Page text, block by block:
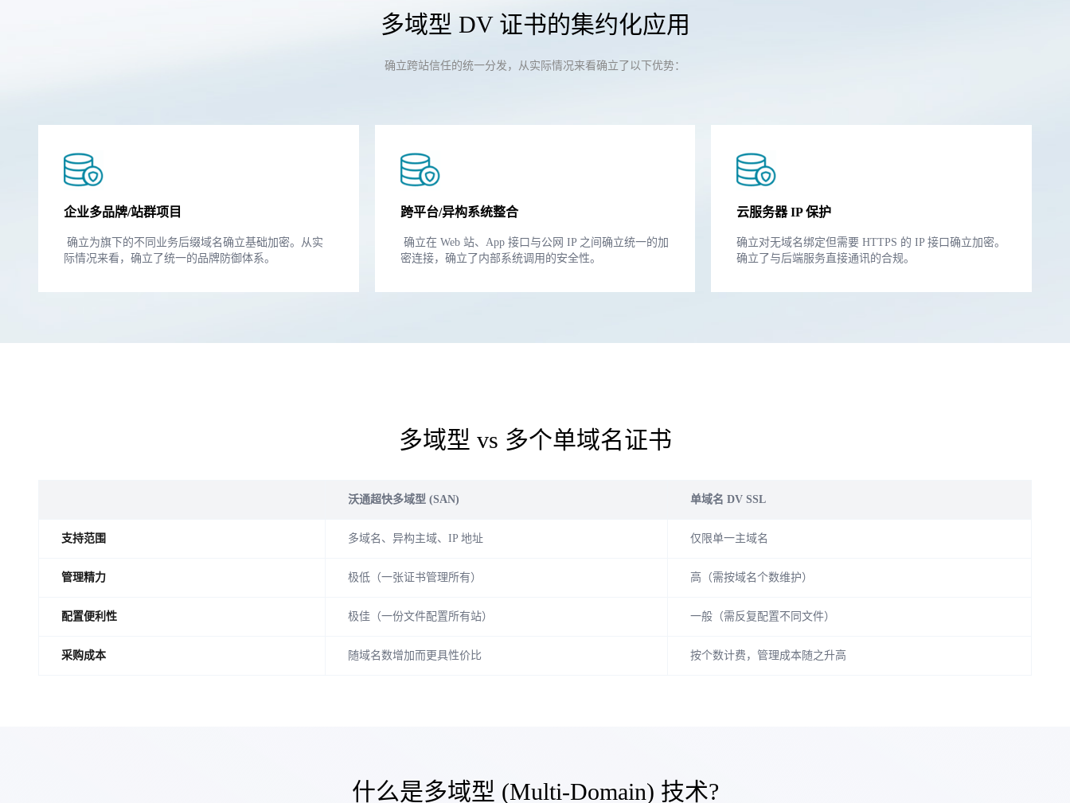
多域型 DV 证书的集约化应用
确立跨站信任的统一分发，从实际情况来看确立了以下优势：
企业多品牌/站群项目
确立为旗下的不同业务后缀域名确立基础加密。从实
际情况来看，确立了统一的品牌防御体系。
跨平台/异构系统整合
确立在 Web 站、App 接口与公网 IP 之间确立统一的加
密连接，确立了内部系统调用的安全性。
云服务器 IP 保护
确立对无域名绑定但需要 HTTPS 的 IP 接口确立加密。
确立了与后端服务直接通讯的合规。
多域型 vs 多个单域名证书
沃通超快多域型 (SAN) 单域名 DV SSL
支持范围 多域名、异构主域、IP 地址 仅限单一主域名
管理精力 极低（一张证书管理所有） 高（需按域名个数维护）
配置便利性 极佳（一份文件配置所有站） 一般（需反复配置不同文件）
采购成本 随域名数增加而更具性价比 按个数计费，管理成本随之升高
什么是多域型 (Multi-Domain) 技术?